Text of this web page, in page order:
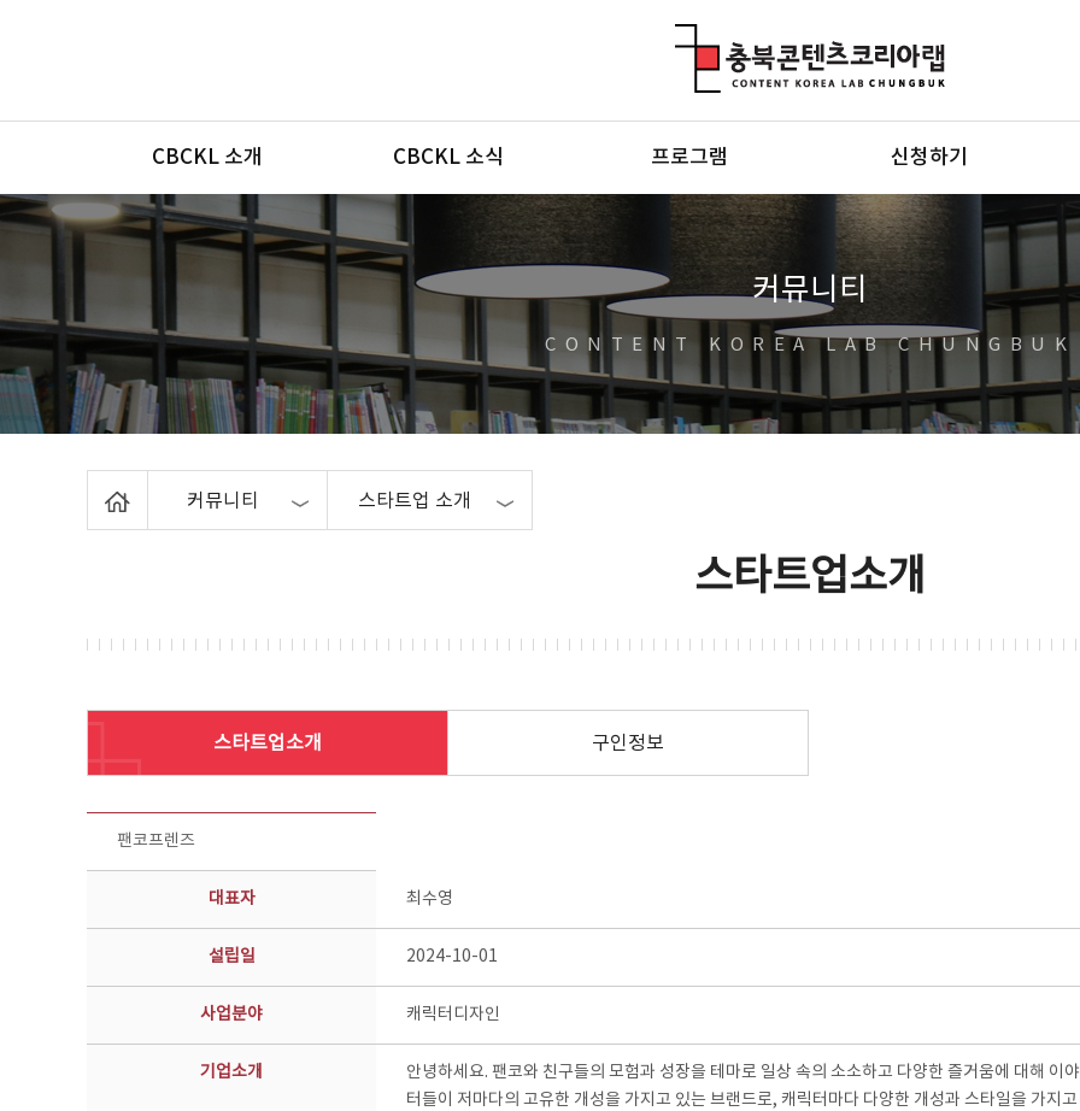
메뉴
CBCKL 소개 CBCKL 소식 프로그램 신청하기
커뮤니티
CONTENT KOREA LAB CHUNGBUK
커뮤니티 스타트업 소개
스타트업소개
스타트업소개 구인정보
스타트업 기업소개 상세보기 - 제목, 담당부서, 담당자, 담당연락처, 내용, 첨부파일 정보 제공
팬코프렌즈
대표자 최수영
설립일 2024-10-01
사업분야 캐릭터디자인
기업소개
안녕하세요. 팬코와 친구들의 모험과 성장을 테마로 일상 속의 소소하고 다양한 즐거움에 대해 이
터들이 저마다의 고유한 개성을 가지고 있는 브랜드로, 캐릭터마다 다양한 개성과 스타일을 가지